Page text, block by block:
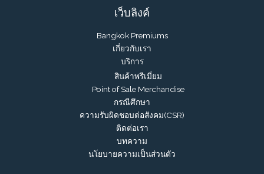
เว็บลิงค์
Bangkok Premiums
เกี่ยวกับเรา
บริการ
สินค้าพรีเมี่ยม
Point of Sale Merchandise
กรณีศึกษา
ความรับผิดชอบต่อสังคม(CSR)
ติดต่อเรา
บทความ
นโยบายความเป็นส่วนตัว